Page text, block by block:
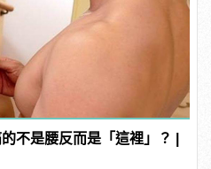
不是腰反而是「這裡」？ |